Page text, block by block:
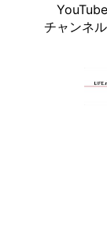
チャンネ